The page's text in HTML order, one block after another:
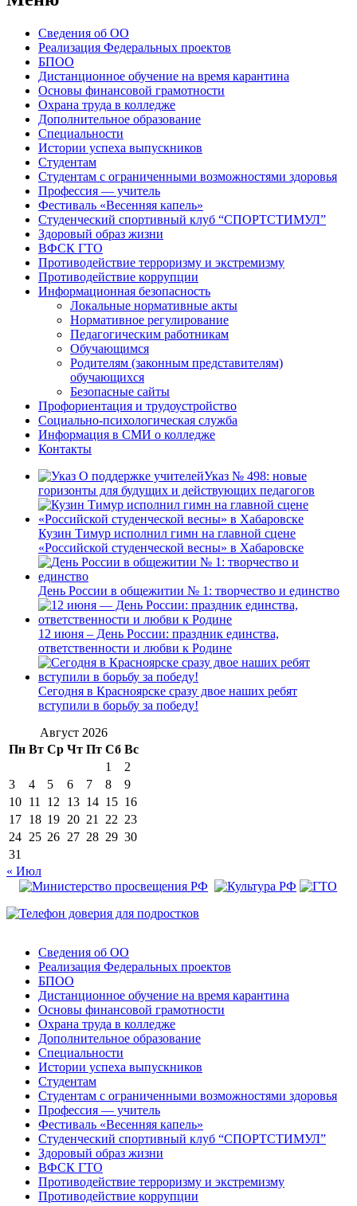
Сведения об ОО
Реализация Федеральных проектов
БПОО
Дистанционное обучение на время карантина
Основы финансовой грамотности
Охрана труда в колледже
Дополнительное образование
Специальности
Истории успеха выпускников
Студентам
Студентам с ограниченными возможностями здоровья
Профессия — учитель
Фестиваль «Весенняя капель»
Студенческий спортивный клуб “СПОРТСТИМУЛ”
Здоровый образ жизни
ВФСК ГТО
Противодействие терроризму и экстремизму
Противодействие коррупции
Информационная безопасность
Локальные нормативные акты
Нормативное регулирование
Педагогическим работникам
Обучающимся
Родителям (законным представителям)
обучающихся
Безопасные сайты
Профориентация и трудоустройство
Социально-психологическая служба
Информация в СМИ о колледже
Контакты
Указ № 498: новые
горизонты для будущих и действующих педагогов
Кузин Тимур исполнил гимн на главной сцене
«Российской студенческой весны» в Хабаровске
День России в общежитии № 1: творчество и единство
12 июня – День России: праздник единства,
ответственности и любви к Родине
Сегодня в Красноярске сразу двое наших ребят
вступили в борьбу за победу!
Август 2026
Пн Вт Ср Чт Пт Сб Вс
1
2
3
4 5 6 7 8
9
10 11 12 13 14 15 16
17 18 19 20 21 22 23
24 25 26 27 28 29 30
31
« Июл
Сведения об ОО
Реализация Федеральных проектов
БПОО
Дистанционное обучение на время карантина
Основы финансовой грамотности
Охрана труда в колледже
Дополнительное образование
Специальности
Истории успеха выпускников
Студентам
Студентам с ограниченными возможностями здоровья
Профессия — учитель
Фестиваль «Весенняя капель»
Студенческий спортивный клуб “СПОРТСТИМУЛ”
Здоровый образ жизни
ВФСК ГТО
Противодействие терроризму и экстремизму
Противодействие коррупции